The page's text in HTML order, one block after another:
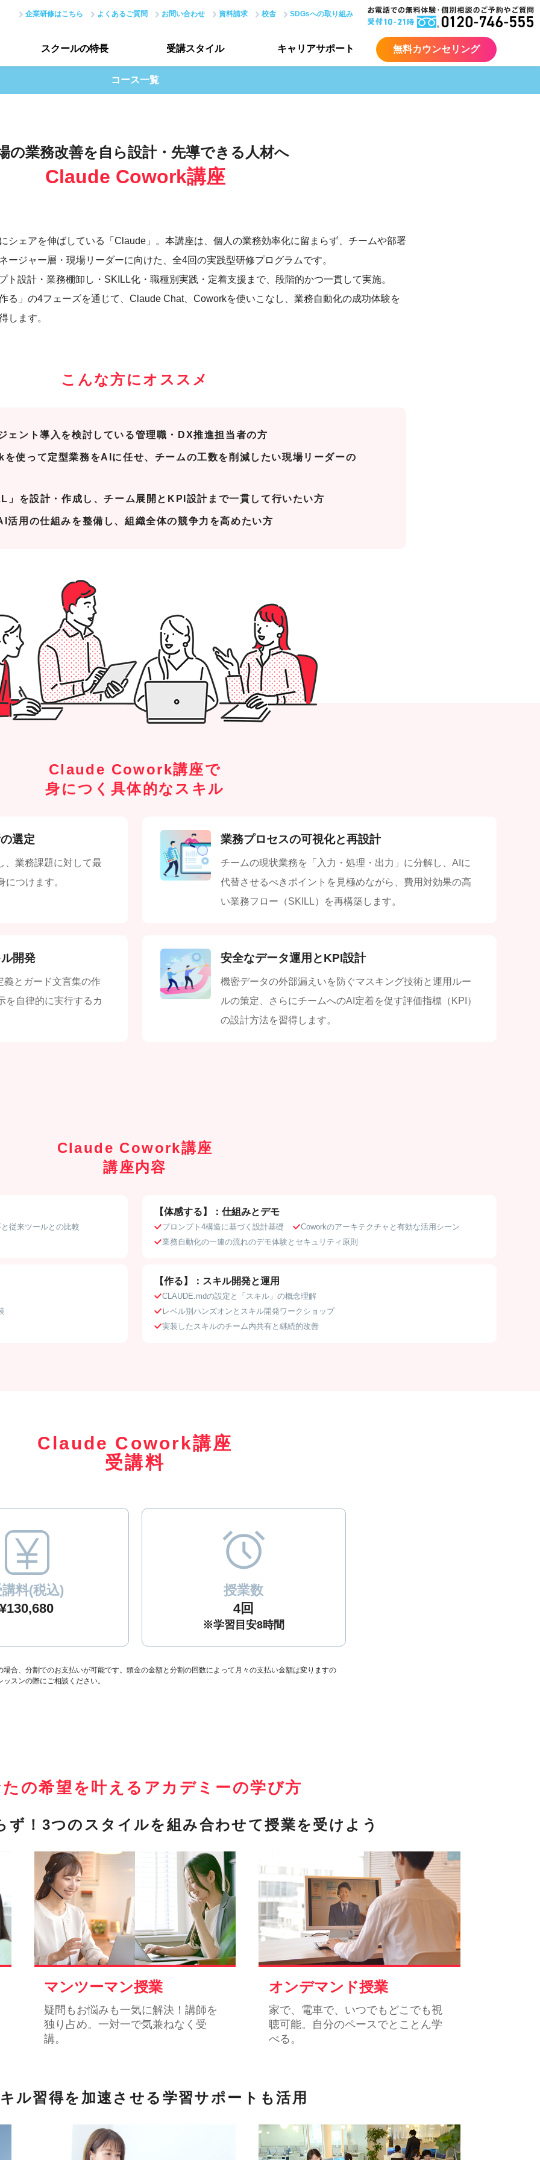
企業研修はこちら よくあるご質問 お問い合わせ 資料請求 校舎 SDGsへの取り組み
スクールの特長
スクールの特長トップ
現場のノウハウ
最新で正確なスキル
受講スタイル
受講スタイルトップ
授業評価アンケート
キャリアサポート 無料カウンセリング
コース一覧
の業務改善を自ら設計・先導できる人材へ
Claude Cowork講座
シェアを伸ばしている「Claude」。本講座は、個人の業務効率化に留まらず、チームや部署
ージャー層・現場リーダーに向けた、全4回の実践型研修プログラムです。
ト設計・業務棚卸し・SKILL化・職種別実践・定着支援まで、段階的かつ一貫して実施。
」の4フェーズを通じて、Claude Chat、Coworkを使いこなし、業務自動化の成功体験を
します。
こんな方にオススメ
ェント導入を検討している管理職・DX推進担当者の方
使って定型業務をAIに任せ、チームの工数を削減したい現場リーダーの
」を設計・作成し、チーム展開とKPI設計まで一貫して行いたい方
活用の仕組みを整備し、組織全体の競争力を高めたい方
Claude Cowork講座で
身につく具体的なスキル
選定
、業務課題に対して最
つけます。
業務プロセスの可視化と再設計
チームの現状業務を「入力・処理・出力」に分解し、AIに
代替させるべきポイントを見極めながら、費用対効果の高
い業務フロー（SKILL）を再構築します。
開発
義とガード文言集の作
を自律的に実行するカ
安全なデータ運用とKPI設計
機密データの外部漏えいを防ぐマスキング技術と運用ルー
ルの策定、さらにチームへのAI定着を促す評価指標（KPI）
の設計方法を習得します。
Claude Cowork講座
講座内容
従来ツールとの比較
【体感する】：仕組みとデモ
プロンプト4構造に基づく設計基礎
Coworkのアーキテクチャと有効な活用シーン
業務自動化の一連の流れのデモ体験とセキュリティ原則
【作る】：スキル開発と運用
CLAUDE.mdの設定と「スキル」の概念理解
レベル別ハンズオンとスキル開発ワークショップ
実装したスキルのチーム内共有と継続的改善
Claude Cowork講座
受講料
料(税込)
授業数
4回
※学習目安8時間
合、分割でのお支払いが可能です。頭金の金額と分割の回数によって月々の支払い金額は変りますの
スンの際にご相談ください。
の希望を叶える アカデミーの学び方
ず！ 3つのスタイルを組み合わせて授業を受けよう
マンツーマン授業
疑問もお悩みも一気に解決！講師を
独り占め。一対一で気兼ねなく受
講。
オンデマンド授業
家で、電車で、いつでもどこでも視
聴可能。自分のペースでとことん学
べる。
ル習得を加速させる 学習サポートも活用